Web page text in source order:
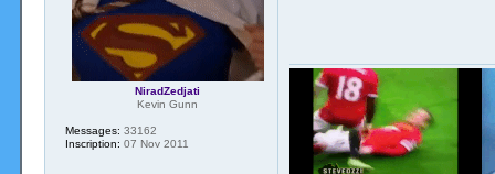
NiradZedjati
Kevin Gunn
Messages: 33162
Inscription: 07 Nov 2011